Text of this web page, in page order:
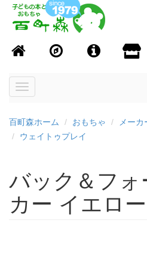
Toggle
百町森ホーム おもちゃ
メー
ウェイトゥプレイ
バック＆フォ
カー イエロー